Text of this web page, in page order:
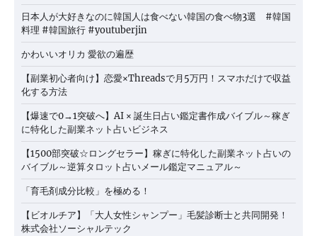
日本人が大好きなのに韓国人は食べない韓国の食べ物3選 #韓国
料理 #韓国旅行 #youtuberjin
かわいいオリカ 愛欲の遍歴
【副業初心者向け】恋愛×Threadsで月5万円！スマホだけで収益
化する方法
【爆速で0→1突破へ】AI × 誕生日占い鑑定書作成バイブル～稼ぎ
に特化した副業ネット占いビジネス
【1500部突破☆ロングセラー】稼ぎに特化した副業ネット占いの
バイブル～逆算タロット占いメール鑑定マニュアル～
「育毛剤成分比較」を極める！
【ビオルチア】「大人女性シャンプー」毛髪診断士と共同開発！
株式会社ソーシャルテック